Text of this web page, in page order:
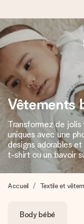
Commandé ce
Nous préparons
en un éclair – pour
quand cela compte
4,8 (sur la
Nos cadeaux sont
une note de 4,8 sur
pays où nous
Créez quelque
Vêtements
Transformez de
uniques avec une
designs adorables
t-shirt ou un bavoir
Accueil Textile et
Body bébé